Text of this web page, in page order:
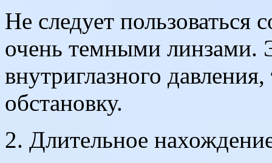
Не следует
очень темными
внутриглазного
обстановку.
2. Длительное